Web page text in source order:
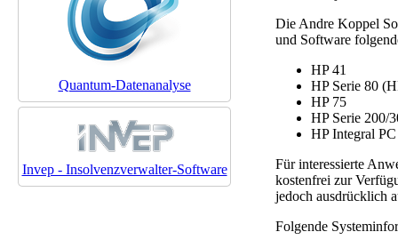
Quantum-Datenanalyse
Invep - Insolvenzverwalter-Software
Die Andre Koppel
und Software
HP 41
HP Serie 80
HP 75
HP Serie 200/
HP Integral PC
Für interessierte
kostenfrei zur
jedoch ausdrücklich
Folgende